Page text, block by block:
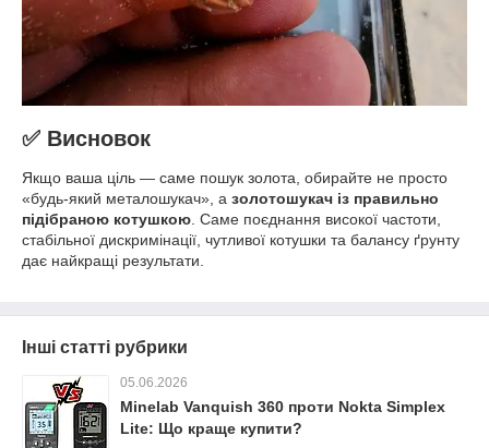
✅ Висновок
Якщо ваша ціль — саме пошук золота, обирайте не просто
«будь-який металошукач», а золотошукач із правильно
підібраною котушкою . Саме поєднання високої частоти,
стабільної дискримінації, чутливої котушки та балансу ґрунту
дає найкращі результати.
Інші статті рубрики
05.06.2026
Minelab Vanquish 360 проти Nokta Simplex
Lite: Що краще купити?